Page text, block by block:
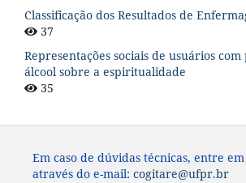
Classificação dos Resultados de
37
Representações sociais de usuários
álcool sobre a espiritualidade
35
Em caso de dúvidas técnicas, entre
através do e-mail: cogitare@ufpr.br